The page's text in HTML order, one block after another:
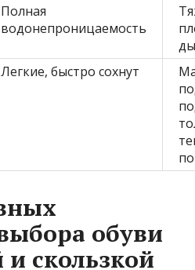
Полная
водонепроницаемость
Легкие, быстро сохнут
обуви
скользкой